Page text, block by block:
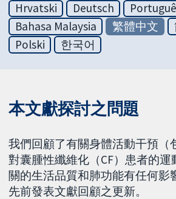
Hrvatski
Deutsch
Bahasa Malaysia
繁體中文
Polski
한국어
本文獻探討之問題
我們回顧了有關身體活動干預（
對囊腫性纖維化（CF）患者的運
關的生活品質和肺功能有任何影
先前發表文獻回顧之更新。